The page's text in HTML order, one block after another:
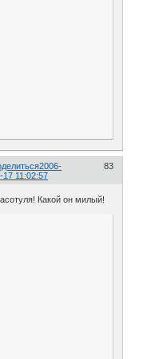
83
2006-
17 11:02:57
Какой он милый!